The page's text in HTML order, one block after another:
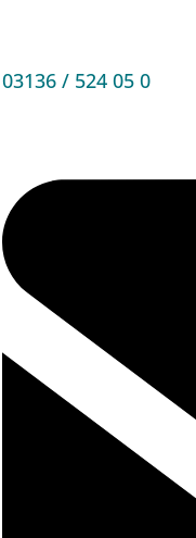
03136 / 524 05 0